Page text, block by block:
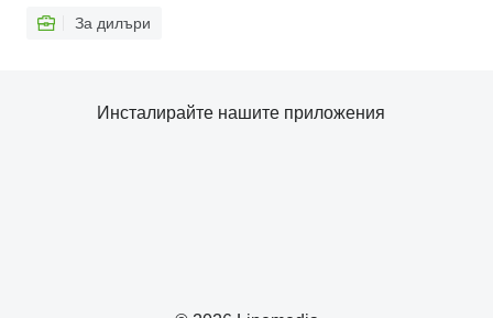
За дилъри
Инсталирайте нашите приложения